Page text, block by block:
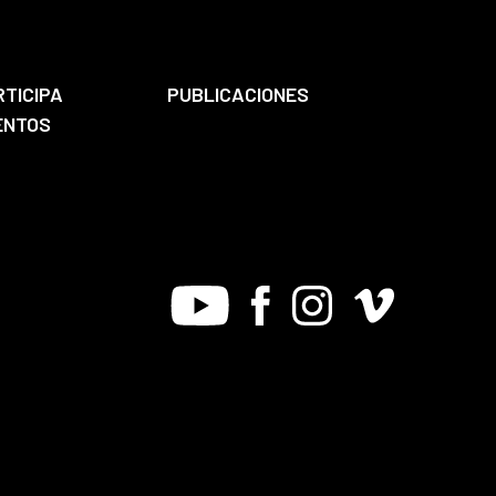
PUBLICACIONES
Youtube FacebookInstagram
Vimeo